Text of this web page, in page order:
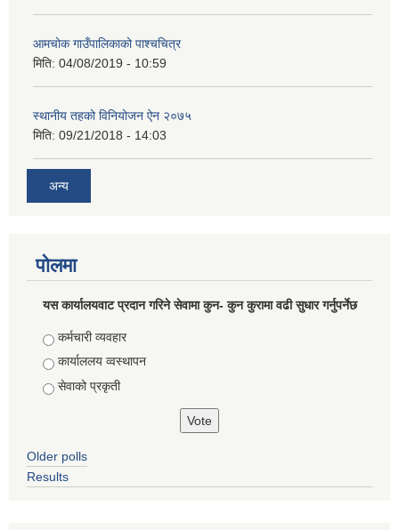
आमचोक गाउँपालिकाको पाश्चचित्र
मिति: 04/08/2019 - 10:59
स्थानीय तहको विनियोजन ऐन २०७५
मिति: 09/21/2018 - 14:03
अन्य
पोलमा
यस कार्यालयवाट प्रदान गरिने सेवामा कुन- कुन कुरामा वढी सुधार गर्नुपर्नेछ
Choices
कर्मचारी व्यवहार
कार्याललय व्वस्थापन
सेवाको प्रकृती
Older polls
Results